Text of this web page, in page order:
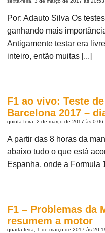
Por: Adauto Silva Os
ganhando mais
Antigamente testar era
inteiro, então muitas [...]
F1 ao vivo: Teste
Barcelona 2017 –
quinta-feira, 2 de março de 2017 às 0:06
A partir das 8 horas da
abaixo tudo o que está
Espanha, onde a Formula
F1 – Problemas da
resumem a motor
quarta-feira, 1 de março de 2017 às